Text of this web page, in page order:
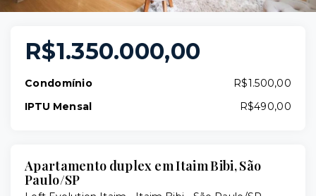
R$1.350.000,00
Condomínio
R$1.500,00
IPTU Mensal
R$490,00
Apartamento duplex em Itaim Bibi, São
Paulo/SP